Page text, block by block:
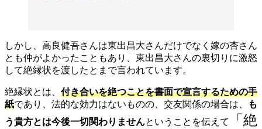
しかし、高良健吾さんは東出昌大さんだけでなく嫁の杏さん
とも仲がよかったこともあり、東出昌大さんの裏切りに激怒
して絶縁状を渡したとまで言われています。
絶縁状とは、 付き合いを絶つことを書面で宣言するための手
紙であり、法的な効力はないものの、交友関係の場合は、
も
う貴方とは今後一切関わりませんということを伝えて
「絶